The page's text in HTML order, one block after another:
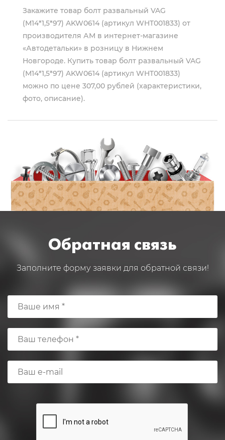
Закажите товар болт развальный VAG
(М14*1,5*97) AKW0614 (артикул WHT001833) от
производителя АМ в интернет-магазине
«Автодетальки» в розницу в Нижнем
Новгороде. Купить товар болт развальный VAG
(М14*1,5*97) AKW0614 (артикул WHT001833)
можно по цене 307,00 рублей (характеристики,
фото, описание).
Обратная связь
Заполните форму заявки для обратной связи!